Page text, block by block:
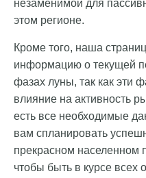
незаменимой для
этом регионе.
Кроме того, наша
информацию о текущей
фазах луны, так как эти
влияние на активность
есть все необходимые
вам спланировать
прекрасном населенном
чтобы быть в курсе всех